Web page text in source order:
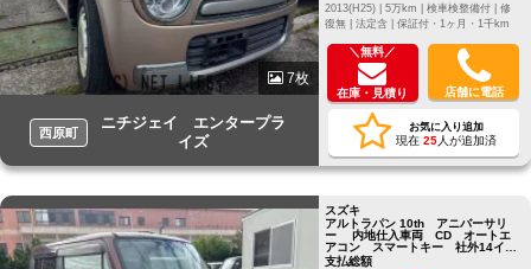
7枚
西原町
ニチジェイ エンタープラ
イズ
修
復無 | 法定含 | 保証付・1ヶ月・1千km
＼無料／
在庫・見積り 店舗に電話
お気に入り追加
現在 25人が追加済
スズキ
アルトラパン 10th アニバーサリ
ー 内地仕入車両 CD オートエ
アコン スマートキー 社外14イン
チアルミホイール
支払総額